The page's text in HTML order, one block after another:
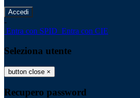
-
Entra con SPID Entra con CIE
Seleziona utente
button close ×
Recupero password